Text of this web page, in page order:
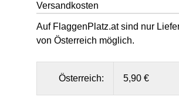
Versandkosten
Auf FlaggenPlatz.at sind nur
von Österreich möglich.
Österreich: 5,90 €